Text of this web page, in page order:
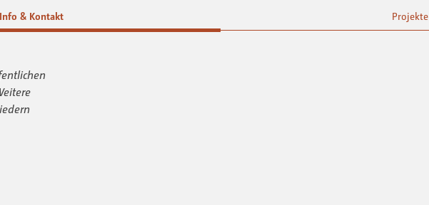
Info & Kontakt Projekte